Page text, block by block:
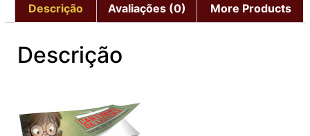
Descrição Avaliações (0) More Products
Descrição